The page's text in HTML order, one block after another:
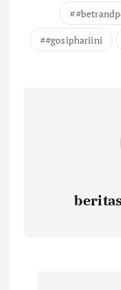
#gosiphariini